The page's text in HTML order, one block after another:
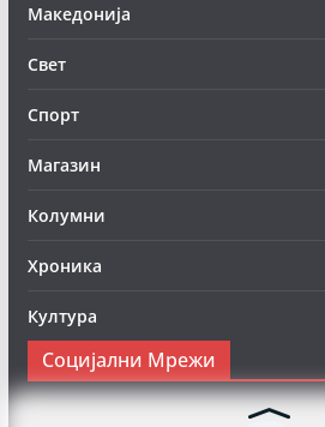
Македонија
Свет
Спорт
Магазин
Колумни
Хроника
Култура
Социјални Мрежи